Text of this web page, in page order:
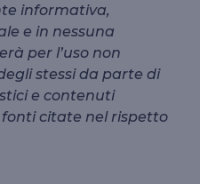
informativa,
e in nessuna
per l’uso non
stessi da parte di
e contenuti
citate nel rispetto